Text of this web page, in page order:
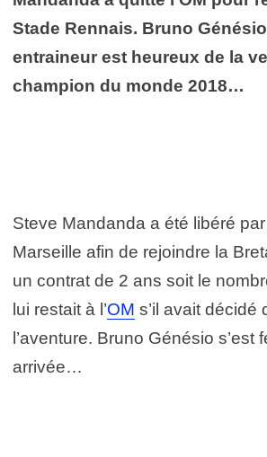
Stade Rennais. Bruno
entraineur est heureux de la
champion du monde 2018…
Steve Mandanda a été libéré par
Marseille afin de rejoindre la
un contrat de 2 ans soit le
lui restait à l’OM s’il avait décidé
l’aventure. Bruno Génésio s’est
arrivée…